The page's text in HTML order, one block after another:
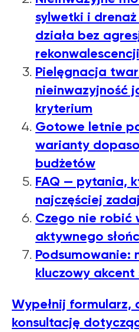
sylwetki i
działa bez
rekonwalescencji
Pielęgnacja
nieinwazyjność
kryterium
Gotowe letnie
warianty
budżetów
FAQ — pytania,
najczęściej
Czego nie robić
aktywnego
Podsumowanie:
kluczowy
Wypełnij formularz,
konsultację